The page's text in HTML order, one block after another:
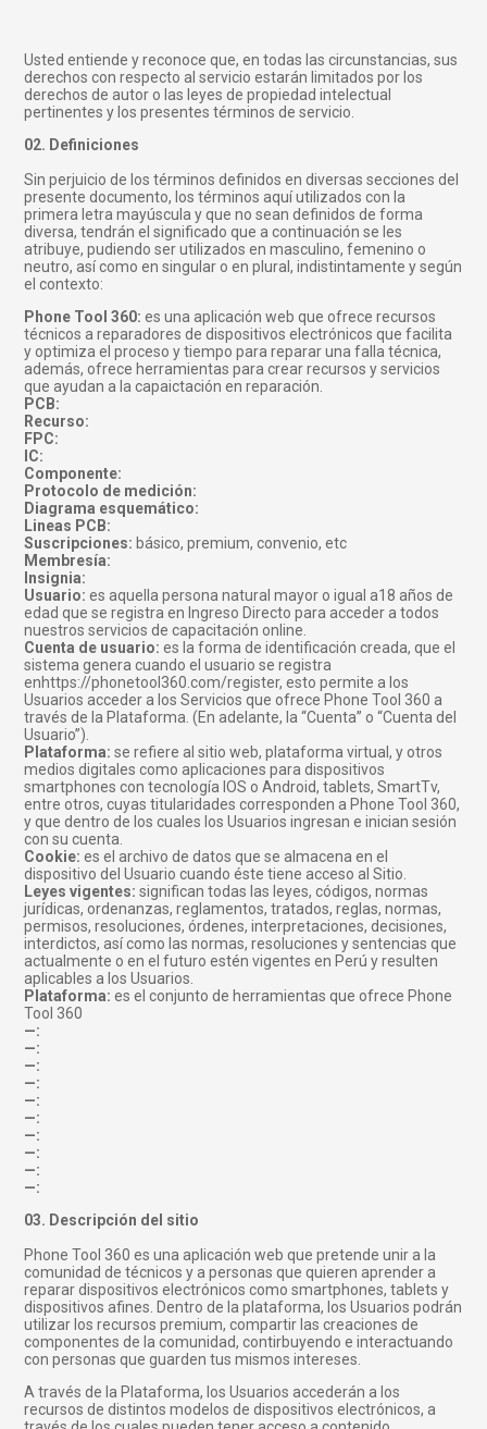
Usted entiende y reconoce que, en todas las circunstancias, sus
derechos con respecto al servicio estarán limitados por los
derechos de autor o las leyes de propiedad intelectual
pertinentes y los presentes términos de servicio.
02. Definiciones
Sin perjuicio de los términos definidos en diversas secciones del
presente documento, los términos aquí utilizados con la
primera letra mayúscula y que no sean definidos de forma
diversa, tendrán el significado que a continuación se les
atribuye, pudiendo ser utilizados en masculino, femenino o
neutro, así como en singular o en plural, indistintamente y según
el contexto:
Phone Tool 360: es una aplicación web que ofrece recursos
técnicos a reparadores de dispositivos electrónicos que facilita
y optimiza el proceso y tiempo para reparar una falla técnica,
además, ofrece herramientas para crear recursos y servicios
que ayudan a la capaictación en reparación.
PCB:
Recurso:
FPC:
IC:
Componente:
Protocolo de medición:
Diagrama esquemático:
Lineas PCB:
Suscripciones: básico, premium, convenio, etc
Membresía:
Insignia:
Usuario: es aquella persona natural mayor o igual a18 años de
edad que se registra en Ingreso Directo para acceder a todos
nuestros servicios de capacitación online.
Cuenta de usuario: es la forma de identificación creada, que el
sistema genera cuando el usuario se registra
enhttps://phonetool360.com/register, esto permite a los
Usuarios acceder a los Servicios que ofrece Phone Tool 360 a
través de la Plataforma. (En adelante, la “Cuenta” o “Cuenta del
Usuario”).
Plataforma: se refiere al sitio web, plataforma virtual, y otros
medios digitales como aplicaciones para dispositivos
smartphones con tecnología IOS o Android, tablets, SmartTv,
entre otros, cuyas titularidades corresponden a Phone Tool 360,
y que dentro de los cuales los Usuarios ingresan e inician sesión
con su cuenta.
Cookie: es el archivo de datos que se almacena en el
dispositivo del Usuario cuando éste tiene acceso al Sitio.
Leyes vigentes: significan todas las leyes, códigos, normas
jurídicas, ordenanzas, reglamentos, tratados, reglas, normas,
permisos, resoluciones, órdenes, interpretaciones, decisiones,
interdictos, así como las normas, resoluciones y sentencias que
actualmente o en el futuro estén vigentes en Perú y resulten
aplicables a los Usuarios.
Plataforma: es el conjunto de herramientas que ofrece Phone
Tool 360
—:
—:
—:
—:
—:
—:
—:
—:
—:
—:
03. Descripción del sitio
Phone Tool 360 es una aplicación web que pretende unir a la
comunidad de técnicos y a personas que quieren aprender a
reparar dispositivos electrónicos como smartphones, tablets y
dispositivos afines. Dentro de la plataforma, los Usuarios podrán
utilizar los recursos premium, compartir las creaciones de
componentes de la comunidad, contirbuyendo e interactuando
con personas que guarden tus mismos intereses.
A través de la Plataforma, los Usuarios accederán a los
recursos de distintos modelos de dispositivos electrónicos, a